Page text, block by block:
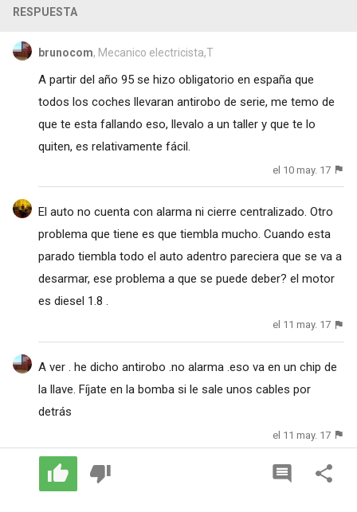
RESPUESTA
brunocom, Mecanico electricista,T
A partir del año 95 se hizo obligatorio en españa que
todos los coches llevaran antirobo de serie, me temo de
que te esta fallando eso, llevalo a un taller y que te lo
quiten, es relativamente fácil.
el 10 may. 17
El auto no cuenta con alarma ni cierre centralizado. Otro
problema que tiene es que tiembla mucho. Cuando esta
parado tiembla todo el auto adentro pareciera que se va a
desarmar, ese problema a que se puede deber? el motor
es diesel 1.8 .
el 11 may. 17
A ver . he dicho antirobo .no alarma .eso va en un chip de
la llave. Fíjate en la bomba si le sale unos cables por
detrás
el 11 may. 17